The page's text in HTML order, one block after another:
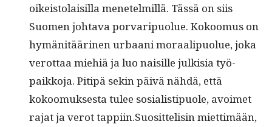
oikeis­to­laisil­la menetelmil­lä. Tässä on siis
Suomen johta­va por­varipuolue. Kokoomus on
hymänitääri­nen urbaani moraalipuolue, joka
verot­taa miehiä ja luo naisille julk­isia työ­
paikko­ja. Pitipä sekin päivä nähdä, että
kokoomuk­ses­ta tulee sosial­is­tipuole, avoimet
rajat ja verot tappiin.Suosittelisin miet­timään,